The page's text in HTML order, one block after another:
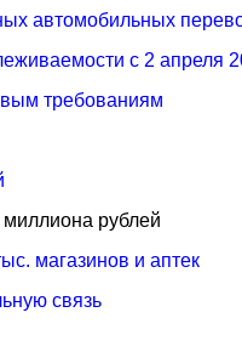
автомобильных
с 2 апреля
требованиям
рублей
магазинов и аптек
связь